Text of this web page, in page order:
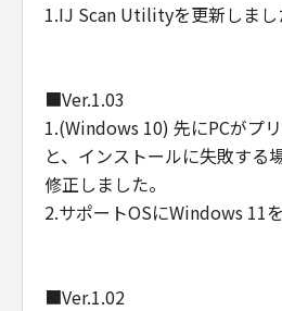
1.IJ Scan Utilityを更新しまし
■Ver.1.03
1.(Windows 10) 先にPCがプ
と、インストールに失敗する
修正しました。
2.サポートOSにWindows 11
■Ver.1.02